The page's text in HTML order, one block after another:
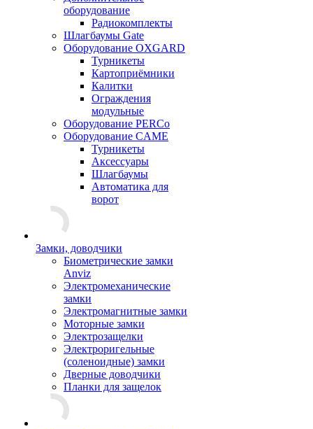
оборудование
Радиокомплекты
Шлагбаумы Gate
Оборудование OXGARD
Турникеты
Картоприёмники
Калитки
Ограждения
модульные
Оборудование PERCo
Оборудование CAME
Турникеты
Аксессуары
Шлагбаумы
Автоматика для
ворот
Замки, доводчики
Биометрические замки
Anviz
Электромеханические
замки
Электромагнитные замки
Моторные замки
Электрозащелки
Электроригельные
(cоленоидные) замки
Дверные доводчики
Планки для защелок